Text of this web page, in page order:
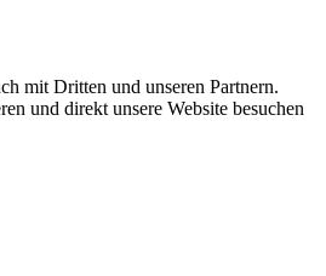
mit Dritten und unseren Partnern.
und direkt unsere Website besuchen